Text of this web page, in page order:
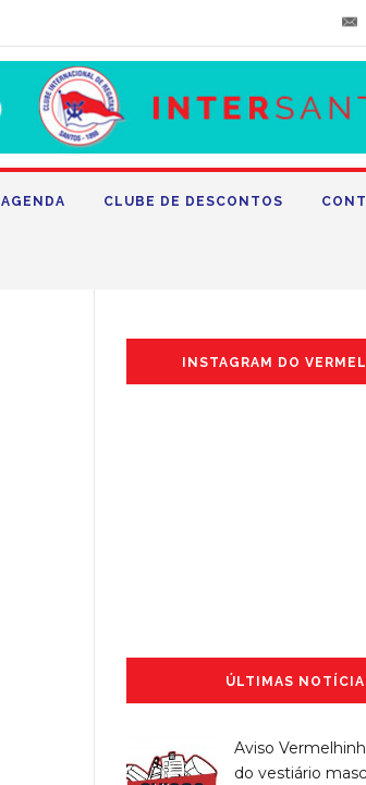
AGENDA CLUBE DE DESCONTOS
INSTAGRAM DO
ÚLTIMAS
Aviso
do vestiário